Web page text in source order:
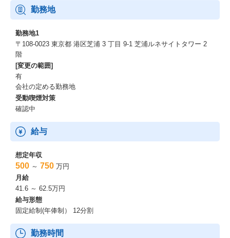
3、RDS)、Brightcove、Google Workspace、Dropbox
・DB：PostgreSQL
・プロジェクト管理ツール：Backlog
・バージョン管理ツール：GitHub
・チャットツール：Slack
・IDE：IntelliJ、Cursor
・開発手法：アジャイル
勤務地
勤務地1
〒108-0023 東京都 港区芝浦 3 丁目 9-1 芝浦ルネサイトタワー 2
階
[変更の範囲]
有
会社の定める勤務地
受動喫煙対策
確認中
給与
想定年収
500 ～ 750 万円
月給
41.6 ～ 62.5万円
給与形態
固定給制(年俸制） 12分割
勤務時間